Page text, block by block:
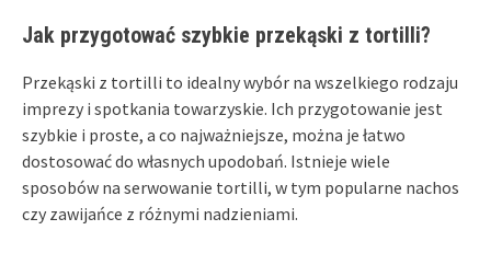
Jak przygotować szybkie przekąski z tortilli?
Przekąski z tortilli to idealny wybór na wszelkiego rodzaju
imprezy i spotkania towarzyskie. Ich przygotowanie jest
szybkie i proste, a co najważniejsze, można je łatwo
dostosować do własnych upodobań. Istnieje wiele
sposobów na serwowanie tortilli, w tym popularne nachos
czy zawijańce z różnymi nadzieniami.